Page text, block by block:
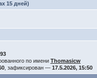
15 дней)
по имени Thomasicw
, зафиксирован — 17.5.2026, 15:50